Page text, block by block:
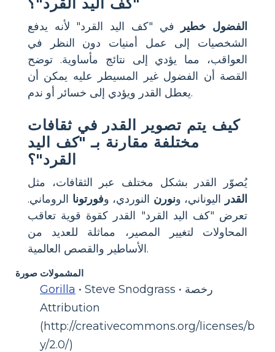
الفضول خطير
في "كف اليد القرد" لأنه يدفع
الشخصيات إلى عمل أمنيات دون النظر في
العواقب، مما يؤدي إلى نتائج مأساوية. توضح
القصة أن الفضول غير المسيطر عليه يمكن أن
يعطل القدر ويؤدي إلى خسائر أو ندم.
كيف يتم تصوير القدر في ثقافات
مختلفة مقارنة بـ "كف اليد
القرد"؟
يُصوّر القدر بشكل مختلف عبر الثقافات، مثل
القدر اليوناني، ونورن النوردي، وفورتونا الروماني.
تعرض "كف اليد القرد" القدر كقوة قوية تعاقب
المحاولات لتغيير المصير، مماثلة للعديد من
الأساطير والقصص العالمية.
المشمولات صورة
Gorilla • Steve Snodgrass • رخصة
Attribution
(http://creativecommons.org/licenses/b
y/2.0/)